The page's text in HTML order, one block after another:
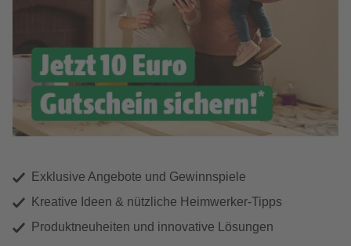
Exklusive Angebote und Gewinnspiele
Kreative Ideen & nützliche Heimwerker-Tipps
Produktneuheiten und innovative Lösungen